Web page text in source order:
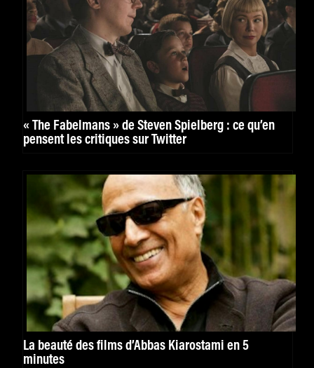
« The Fabelmans » de Steven Spielberg : ce qu’en
pensent les critiques sur Twitter
La beauté des films d’Abbas Kiarostami en 5
minutes